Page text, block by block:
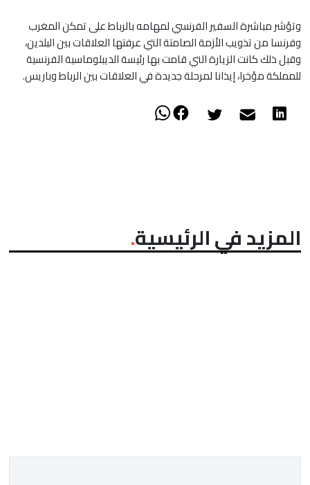
وتؤشر مباشرة السفير الفرنسي لمهامه بالرباط على تمكن المغرب
وفرنسا من تذويب الأزمة الصامتة التي عرفتها العلاقات بين البلدين،
وقبل ذلك كانت الزيارة التي قامت بها رئيسة الديبلوماسية الفرنسية
للمملكة مؤخرا، إيذانا لمرحلة جديدة في العلاقات بين الرباط وباريس.
المزيد في الرئيسية